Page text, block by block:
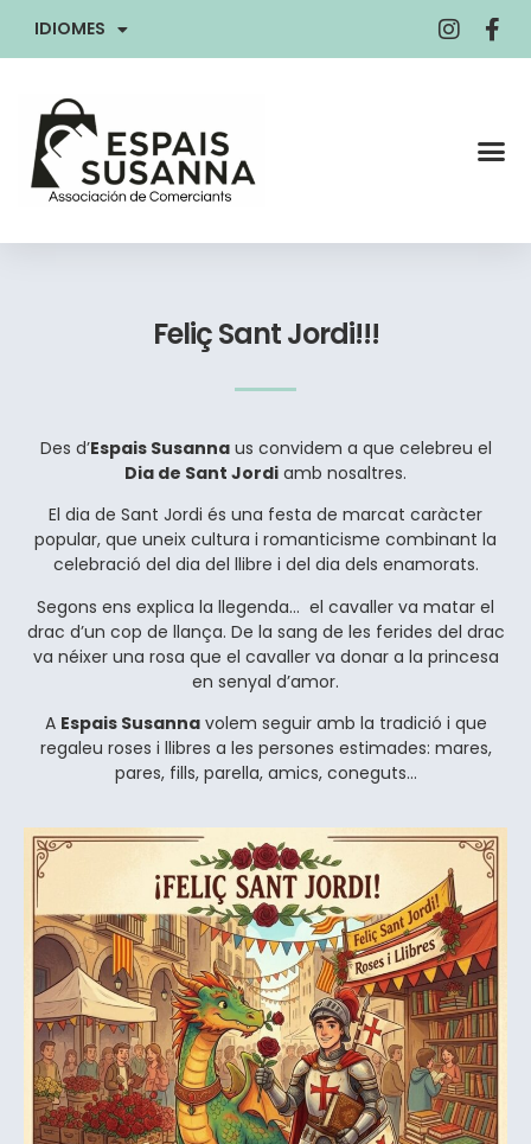
IDIOMES
Feliç Sant Jordi!!!
Des d’Espais Susannaus convidem a que celebreu el
Dia de Sant Jordi amb nosaltres.
El dia de Sant Jordi és una festa de marcat caràcter
popular, que uneix cultura i romanticisme combinant la
celebració del dia del llibre i del dia dels enamorats.
Segons ens explica la llegenda… el cavaller va matar el
drac d’un cop de llança. De la sang de les ferides del drac
va néixer una rosa que el cavaller va donar a la princesa
en senyal d’amor.
A Espais Susannavolem seguir amb la tradició i que
regaleu roses i llibres a les persones estimades: mares,
pares, fills, parella, amics, coneguts…